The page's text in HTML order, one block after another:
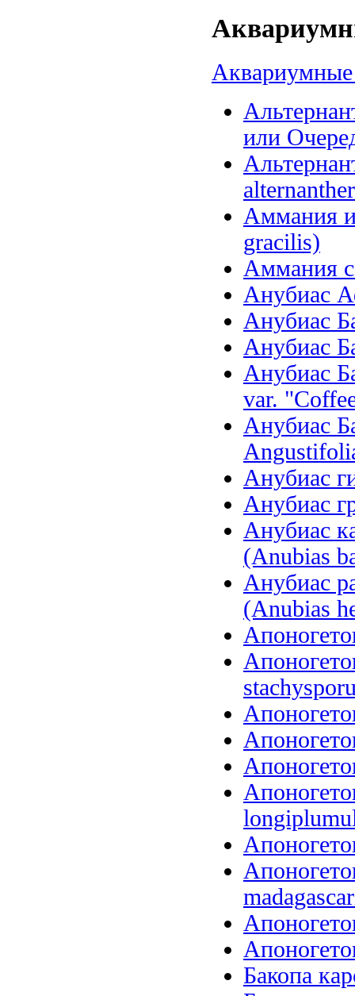
Аквариумные
или
Аммания
gracilis)
Аммания
Анубиас
Анубиас
Анубиас
Анубиас
var.
Анубиас
Анубиас
Анубиас
Анубиас
(Anubias
Анубиас
(Anubias
Бакопа